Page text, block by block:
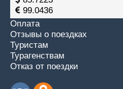
99.0436
Оплата
Отзывы о поездках
Туристам
Турагенствам
Отказ от поездки